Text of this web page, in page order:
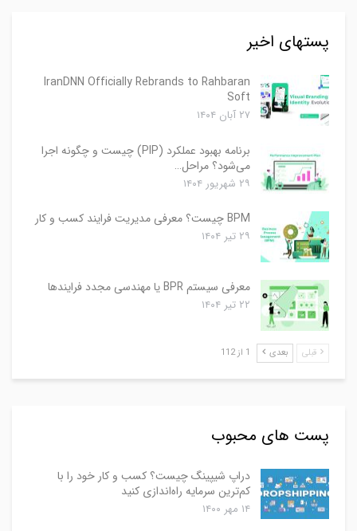
پستهای اخیر
IranDNN Officially Rebrands to Rahbaran
Soft
۲۷ آبان ۱۴۰۴
برنامه بهبود عملکرد (PIP) چیست و چگونه اجرا
می‌شود؟ مراحل…
۲۹ شهریور ۱۴۰۴
BPM چیست؟ معرفی مدیریت فرایند کسب و کار
۲۹ تیر ۱۴۰۴
معرفی سیستم BPR یا مهندسی مجدد فرایندها
۲۲ تیر ۱۴۰۴
قبلی بعدی 1 از 112
پست های محبوب
دراپ شیپینگ چیست؟ کسب و کار خود را با
کم‌ترین سرمایه راه‌اندازی کنید
۱۴ مهر ۱۴۰۰